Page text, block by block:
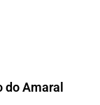
Amaral